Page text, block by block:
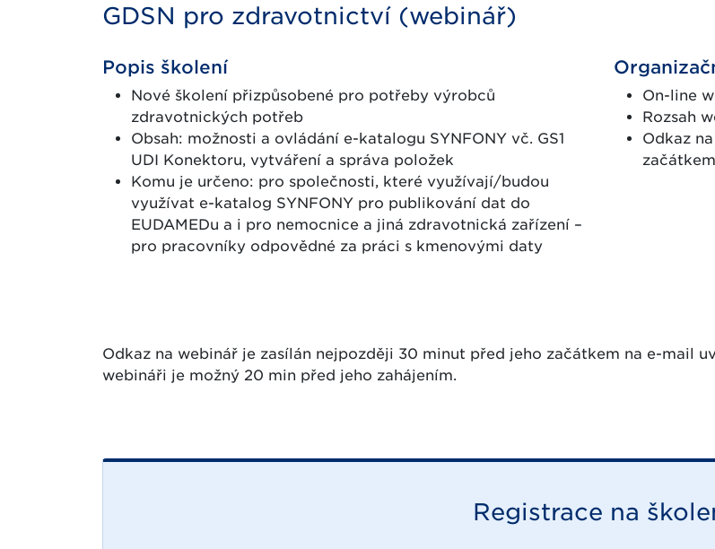
GDSN pro zdravotnictví (webinář)
Popis školení
Nové školení přizpůsobené pro potřeby výrobců
zdravotnických potřeb
Obsah: možnosti a ovládání e-katalogu SYNFONY vč. GS1
UDI Konektoru, vytváření a správa položek
Komu je určeno: pro společnosti, které využívají/budou
využívat e-katalog SYNFONY pro publikování dat do
EUDAMEDu a i pro nemocnice a jiná zdravotnická zařízení –
pro pracovníky odpovědné za práci s kmenovými daty
On-line
Rozsah
Odkaz
Odkaz na webinář je zasílán nejpozději 30 minut před jeho začátkem na e-mail
webináři je možný 20 min před jeho zahájením.
Registrace na